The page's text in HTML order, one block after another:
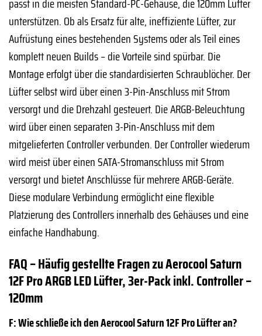
passt in die meisten Standard-PC-Gehäuse, die 120mm Lüfter
unterstützen. Ob als Ersatz für alte, ineffiziente Lüfter, zur
Aufrüstung eines bestehenden Systems oder als Teil eines
komplett neuen Builds – die Vorteile sind spürbar. Die
Montage erfolgt über die standardisierten Schraublöcher. Der
Lüfter selbst wird über einen 3-Pin-Anschluss mit Strom
versorgt und die Drehzahl gesteuert. Die ARGB-Beleuchtung
wird über einen separaten 3-Pin-Anschluss mit dem
mitgelieferten Controller verbunden. Der Controller wiederum
wird meist über einen SATA-Stromanschluss mit Strom
versorgt und bietet Anschlüsse für mehrere ARGB-Geräte.
Diese modulare Verbindung ermöglicht eine flexible
Platzierung des Controllers innerhalb des Gehäuses und eine
einfache Handhabung.
FAQ – Häufig gestellte Fragen zu Aerocool Saturn
12F Pro ARGB LED Lüfter, 3er-Pack inkl. Controller –
120mm
F: Wie schließe ich den Aerocool Saturn 12F Pro Lüfter an?